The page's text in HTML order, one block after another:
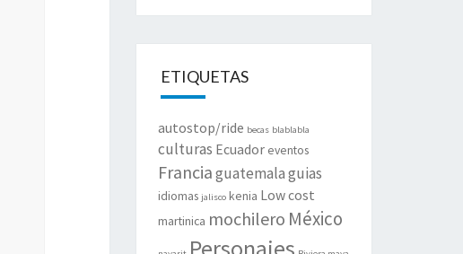
ETIQUETAS
autostop/ride becas blablabla
culturas Ecuador eventos
Franciaguatemalaguias
idiomas jalisco kenia Low cost
martinica mochilero México